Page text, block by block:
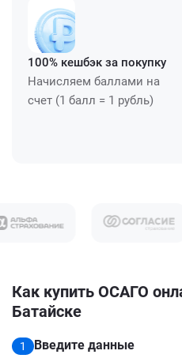
100% кешбэк за покупку
Начисляем баллами на
счет (1 балл = 1 рубль)
Как купить ОСАГО
Батайске
1
Введите данные